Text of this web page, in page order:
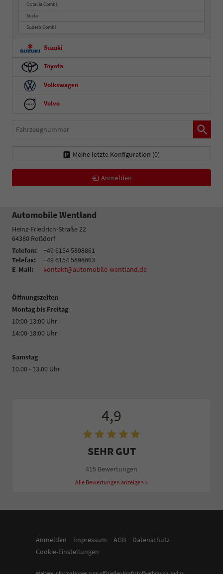
Octavia Combi
Scala
Superb Combi
Suzuki
Toyota
Volkswagen
Volvo
Fahrzeugnummer
Meine letzte Konfiguration (0)
Anmelden
Automobile Wentland
Heinz-Friedrich-Straße 22
64380 Roßdorf
Telefon:
+49 6154 5898861
Telefax:
+49 6154 5898863
E-Mail:
kontakt@automobile-wentland.de
Öffnungszeiten
Montag bis Freitag
10:00-13:00 Uhr
14:00-18:00 Uhr
Samstag
10.00 - 13.00 Uhr
4,9
SEHR GUT
415 Bewertungen
Alle Bewertungen anzeigen >
Anmelden Impressum AGB
Datenschutz
Cookie-Einstellungen